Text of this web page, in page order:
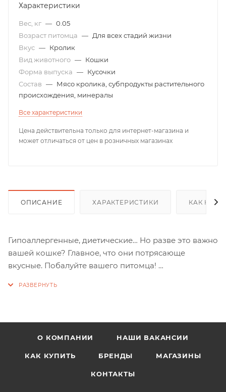
Характеристики
Вес, кг — 0.05
Возраст питомца — Для всех стадий жизни
Вкус — Кролик
Вид животного — Кошки
Форма выпуска — Кусочки
Состав — Мясо кролика, субпродукты растительного
происхождения, минералы
Все характеристики
Цена действительна только для интернет-магазина и
может отличаться от цен в розничных магазинах
ОПИСАНИЕ ХАРАКТЕРИСТИКИ КАК
Гипоаллергенные, диетические… Но разве это важно
вашей кошке? Главное, что они потрясающе
вкусные. Побалуйте вашего питомца!
О КОМПАНИИ НАШИ ВАКАНСИИ
КАК КУПИТЬ БРЕНДЫ МАГАЗИНЫ
КОНТАКТЫ